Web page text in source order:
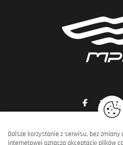
Dalsze korzystanie z serwisu, bez
internetowej oznacza akceptację plików